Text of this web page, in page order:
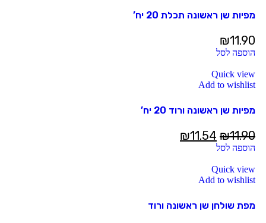
מפיות שן ראשונה תכלת 20 יח’
₪11.90
הוספה לסל
Quick view
Add to wishlist
מפיות שן ראשונה ורוד 20 יח’
₪11.90
₪11.54
הוספה לסל
Quick view
Add to wishlist
מפת שולחן שן ראשונה ורוד